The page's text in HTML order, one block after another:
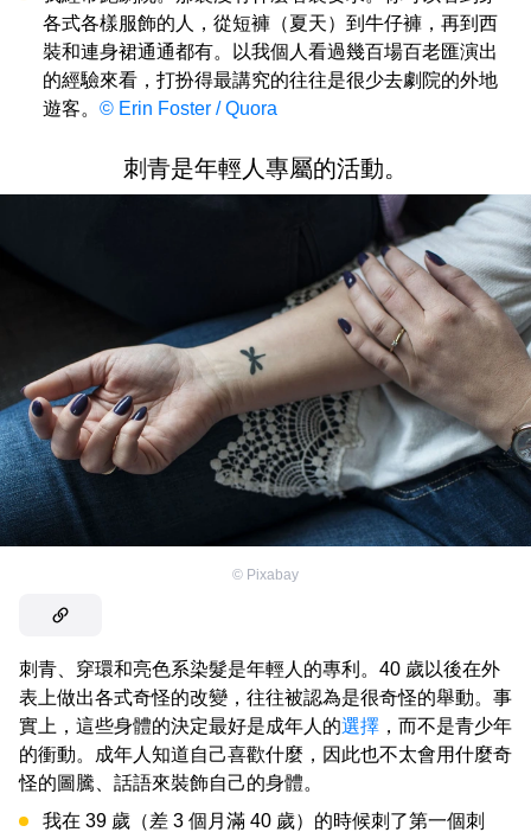
各式各樣服飾的人，從短褲（夏天）到牛仔褲，再到西
裝和連身裙通通都有。以我個人看過幾百場百老匯演出
的經驗來看，打扮得最講究的往往是很少去劇院的外地
遊客。 © Erin Foster / Quora
刺青是年輕人專屬的活動。
© Pixabay
刺青、穿環和亮色系染髮是年輕人的專利。40 歲以後在外
表上做出各式奇怪的改變，往往被認為是很奇怪的舉動。事
實上，這些身體的決定最好是成年人的選擇 ，而不是青少年
的衝動。成年人知道自己喜歡什麼，因此也不太會用什麼奇
怪的圖騰、話語來裝飾自己的身體。
我在 39 歲（差 3 個月滿 40 歲）的時候刺了第一個刺